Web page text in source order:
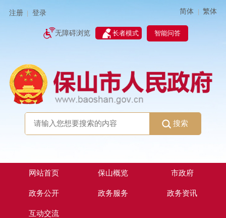
注册 登录 简体 | 繁体
无障碍浏览 长者模式 智能问答
搜索
网站首页 保山概览 市政府
政务公开 政务服务 政务资讯
互动交流